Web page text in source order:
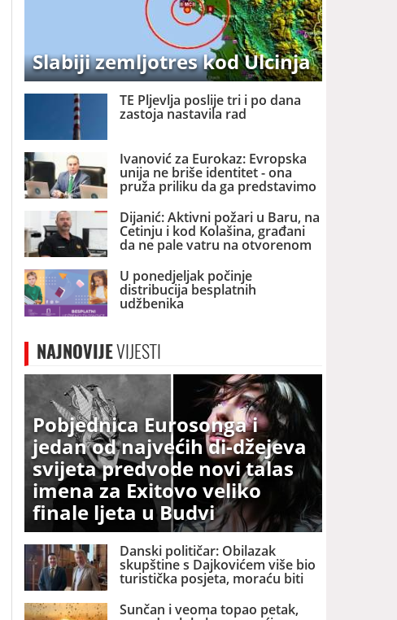
Slabiji zemljotres kod Ulcinja
TE Pljevlja poslije tri i po dana
zastoja nastavila rad
Ivanović za Eurokaz: Evropska
unija ne briše identitet - ona
pruža priliku da ga predstavimo
Evropi i svijetu
Dijanić: Aktivni požari u Baru, na
Cetinju i kod Kolašina, građani
da ne pale vatru na otvorenom
U ponedjeljak počinje
distribucija besplatnih
udžbenika
NAJNOVIJEVIJESTI
Pobjednica Eurosonga i
jedan od najvećih di-džejeva
svijeta predvode novi talas
imena za Exitovo veliko
finale ljeta u Budvi
Danski političar: Obilazak
skupštine s Dajkovićem više bio
turistička posjeta, moraću biti
pažljiviji kome ću biti vodič
Sunčan i veoma topao petak,